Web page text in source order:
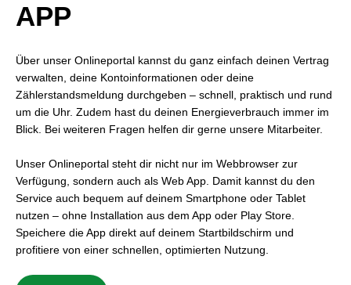
APP
Über unser Onlineportal kannst du ganz einfach deinen Vertrag
verwalten, deine Kontoinformationen oder deine
Zählerstandsmeldung durchgeben – schnell, praktisch und rund
um die Uhr. Zudem hast du deinen Energieverbrauch immer im
Blick. Bei weiteren Fragen helfen dir gerne unsere Mitarbeiter.
Unser Onlineportal steht dir nicht nur im Webbrowser zur
Verfügung, sondern auch als Web App. Damit kannst du den
Service auch bequem auf deinem Smartphone oder Tablet
nutzen – ohne Installation aus dem App oder Play Store.
Speichere die App direkt auf deinem Startbildschirm und
profitiere von einer schnellen, optimierten Nutzung.